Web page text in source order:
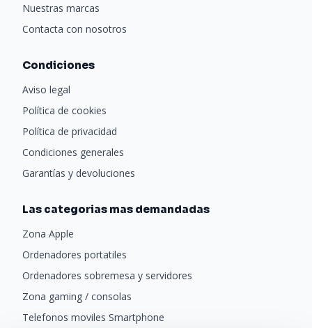
Nuestras marcas
Contacta con nosotros
Condiciones
Aviso legal
Política de cookies
Política de privacidad
Condiciones generales
Garantías y devoluciones
Las categorias mas demandadas
Zona Apple
Ordenadores portatiles
Ordenadores sobremesa y servidores
Zona gaming / consolas
Telefonos moviles Smartphone